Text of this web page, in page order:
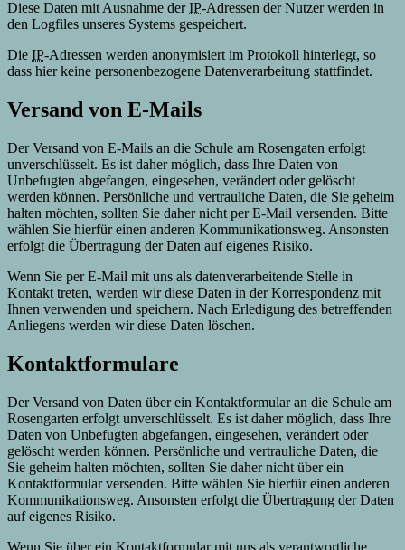
Diese Daten mit Ausnahme derIP-Adressen der Nutzer werden in
den Logfiles unseres Systems gespeichert.
Die IP-Adressen werden anonymisiert im Protokoll hinterlegt, so
dass hier keine personenbezogene Datenverarbeitung stattfindet.
Versand von E-Mails
Der Versand von E-Mails an die Schule am Rosengaten erfolgt
unverschlüsselt. Es ist daher möglich, dass Ihre Daten von
Unbefugten abgefangen, eingesehen, verändert oder gelöscht
werden können. Persönliche und vertrauliche Daten, die Sie geheim
halten möchten, sollten Sie daher nicht perE-Mail versenden. Bitte
wählen Sie hierfür einen anderen Kommunikationsweg. Ansonsten
erfolgt die Übertragung der Daten auf eigenes Risiko.
Wenn Sie perE-Mail mit uns als datenverarbeitende Stelle in
Kontakt treten, werden wir diese Daten in der Korrespondenz mit
Ihnen verwenden und speichern. Nach Erledigung des betreffenden
Anliegens werden wir diese Daten löschen.
Kontaktformulare
Der Versand von Daten über ein Kontaktformular an die Schule am
Rosengarten erfolgt unverschlüsselt. Es ist daher möglich, dass Ihre
Daten von Unbefugten abgefangen, eingesehen, verändert oder
gelöscht werden können. Persönliche und vertrauliche Daten, die
Sie geheim halten möchten, sollten Sie daher nicht über ein
Kontaktformular versenden. Bitte wählen Sie hierfür einen anderen
Kommunikationsweg. Ansonsten erfolgt die Übertragung der Daten
auf eigenes Risiko.
Wenn Sie über ein Kontaktformular mit uns als verantwortliche